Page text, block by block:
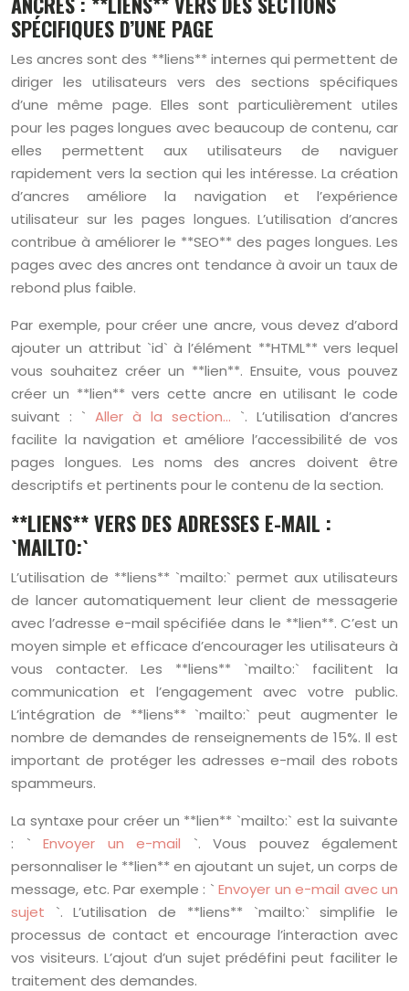
SPÉCIFIQUES D’UNE PAGE
Les ancres sont des **liens** internes qui permettent de
diriger les utilisateurs vers des sections spécifiques
d’une même page. Elles sont particulièrement utiles
pour les pages longues avec beaucoup de contenu, car
elles permettent aux utilisateurs de naviguer
rapidement vers la section qui les intéresse. La création
d’ancres améliore la navigation et l’expérience
utilisateur sur les pages longues. L’utilisation d’ancres
contribue à améliorer le **SEO** des pages longues. Les
pages avec des ancres ont tendance à avoir un taux de
rebond plus faible.
Par exemple, pour créer une ancre, vous devez d’abord
ajouter un attribut `id` à l’élément **HTML** vers lequel
vous souhaitez créer un **lien**. Ensuite, vous pouvez
créer un **lien** vers cette ancre en utilisant le code
suivant : ` Aller à la section… `. L’utilisation d’ancres
facilite la navigation et améliore l’accessibilité de vos
pages longues. Les noms des ancres doivent être
descriptifs et pertinents pour le contenu de la section.
**LIENS** VERS DES ADRESSES E-MAIL :
`MAILTO:`
L’utilisation de **liens** `mailto:` permet aux utilisateurs
de lancer automatiquement leur client de messagerie
avec l’adresse e-mail spécifiée dans le **lien**. C’est un
moyen simple et efficace d’encourager les utilisateurs à
vous contacter. Les **liens** `mailto:` facilitent la
communication et l’engagement avec votre public.
L’intégration de **liens** `mailto:` peut augmenter le
nombre de demandes de renseignements de 15%. Il est
important de protéger les adresses e-mail des robots
spammeurs.
La syntaxe pour créer un **lien** `mailto:` est la suivante
: ` Envoyer un e-mail `. Vous pouvez également
personnaliser le **lien** en ajoutant un sujet, un corps de
message, etc. Par exemple : ` Envoyer un e-mail avec un
sujet `. L’utilisation de **liens** `mailto:` simplifie le
processus de contact et encourage l’interaction avec
vos visiteurs. L’ajout d’un sujet prédéfini peut faciliter le
traitement des demandes.